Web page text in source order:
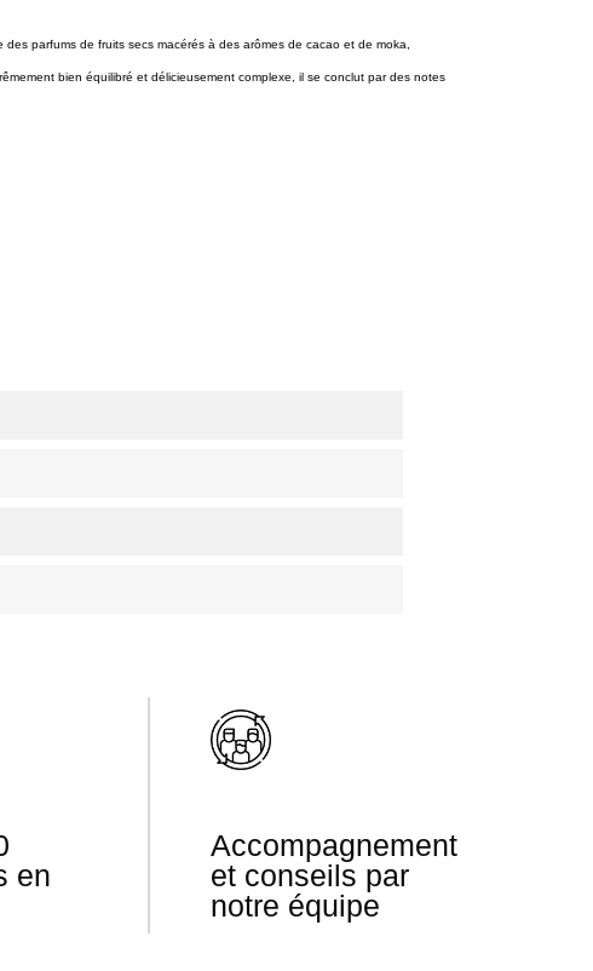
des parfums de fruits secs macérés à des arômes de cacao et de moka,
bien équilibré et délicieusement complexe, il se conclut par des notes
en
Accompagnement
et conseils par
notre équipe